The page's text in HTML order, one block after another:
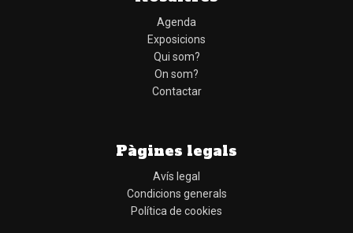
Agenda
Exposicions
Qui som?
On som?
Contactar
Pàgines legals
Avís legal
Condicions generals
Política de cookies